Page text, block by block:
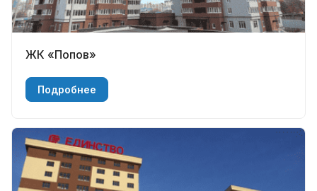
ЖК «Попов»
Подробнее